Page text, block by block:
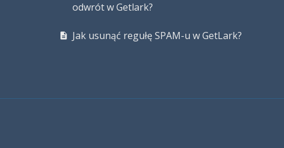
odwrót w Getlark?
Jak usunąć regułę SPAM-u w GetLark?